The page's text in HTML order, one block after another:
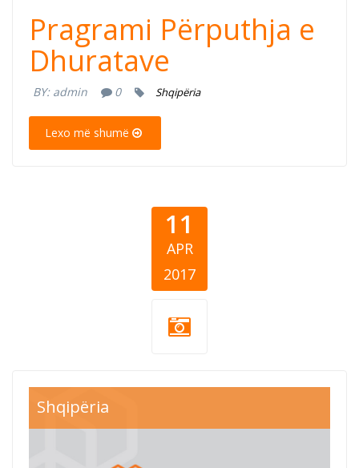
Pragrami Përputhja e
Dhuratave
BY: admin 0 Shqipëria
Lexo më shumë
11
APR
2017
Shqipëria